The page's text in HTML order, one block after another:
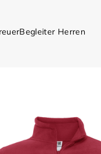
Herren